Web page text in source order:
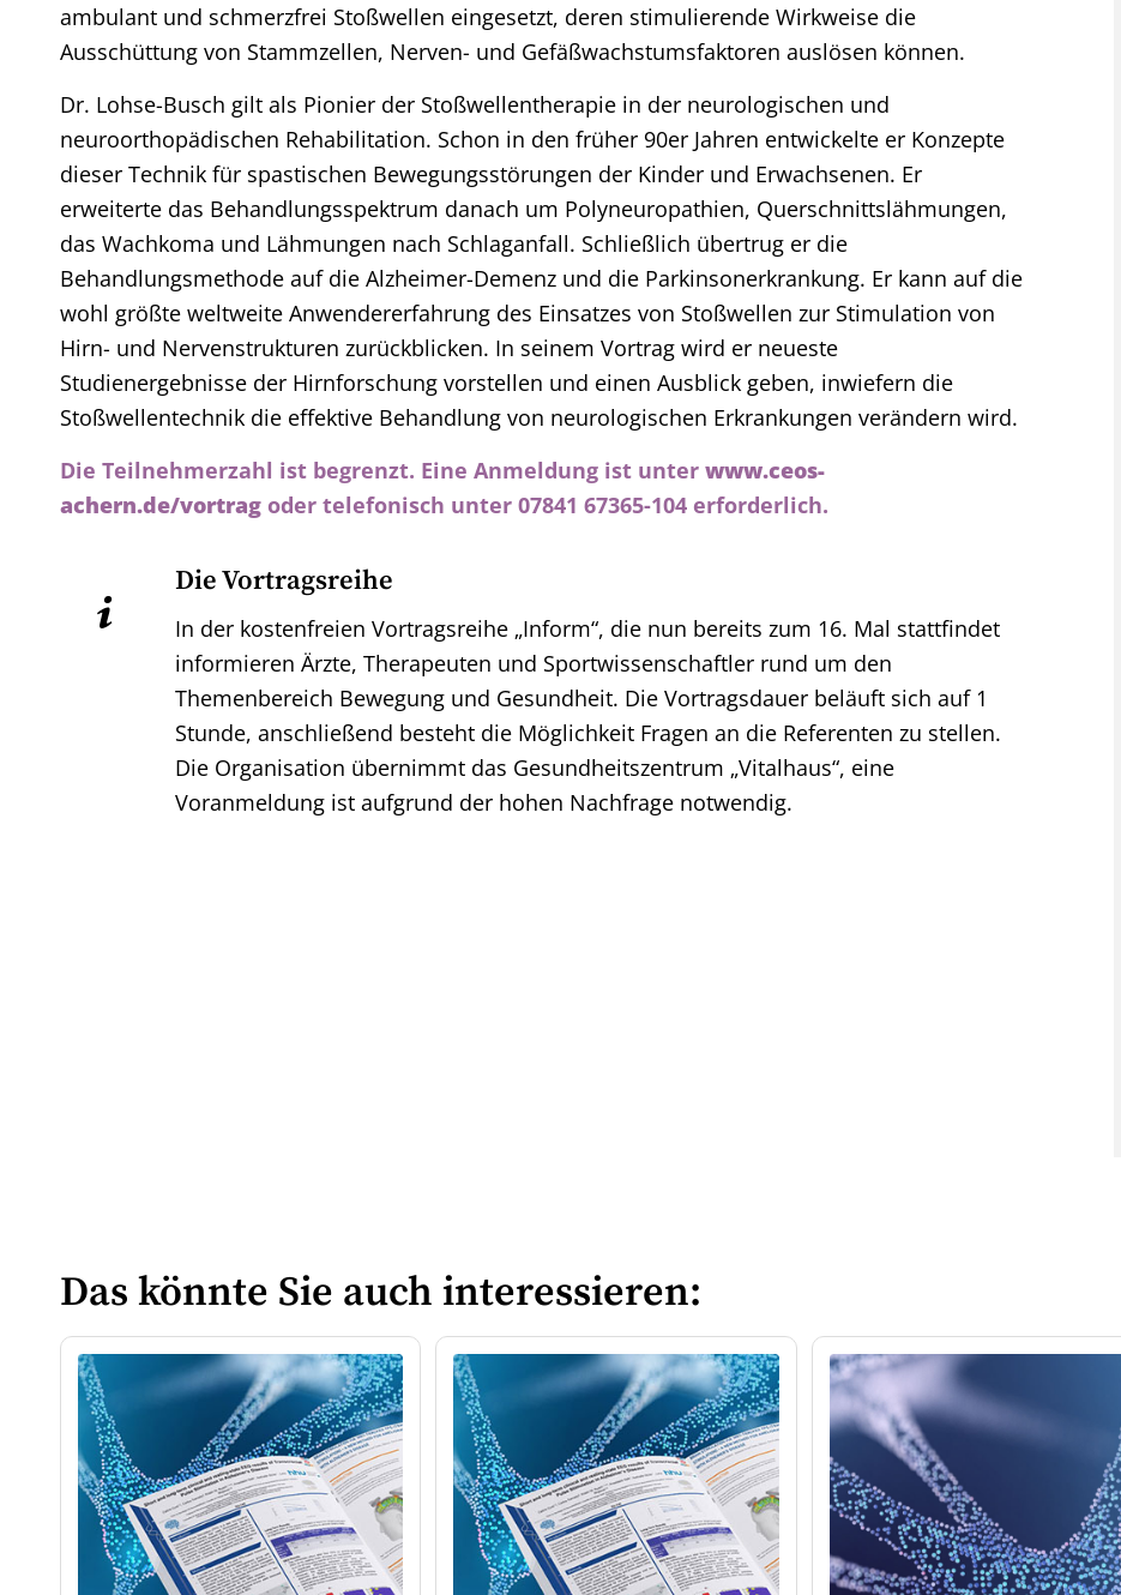
ambulant und schmerzfrei Stoßwellen eingesetzt, deren stimulierende Wirkweise die
Ausschüttung von Stammzellen, Nerven- und Gefäßwachstumsfaktoren auslösen können.
Dr. Lohse-Busch gilt als Pionier der Stoßwellentherapie in der neurologischen und
neuroorthopädischen Rehabilitation. Schon in den früher 90er Jahren entwickelte er Konzepte
dieser Technik für spastischen Bewegungsstörungen der Kinder und Erwachsenen. Er
erweiterte das Behandlungsspektrum danach um Polyneuropathien, Querschnittslähmungen,
das Wachkoma und Lähmungen nach Schlaganfall. Schließlich übertrug er die
Behandlungsmethode auf die Alzheimer-Demenz und die Parkinsonerkrankung. Er kann auf die
wohl größte weltweite Anwendererfahrung des Einsatzes von Stoßwellen zur Stimulation von
Hirn- und Nervenstrukturen zurückblicken. In seinem Vortrag wird er neueste
Studienergebnisse der Hirnforschung vorstellen und einen Ausblick geben, inwiefern die
Stoßwellentechnik die effektive Behandlung von neurologischen Erkrankungen verändern wird.
Die Teilnehmerzahl ist begrenzt. Eine Anmeldung ist unter www.ceos-
achern.de/vortrag oder telefonisch unter 07841 67365-104 erforderlich.
Die Vortragsreihe
In der kostenfreien Vortragsreihe „Inform“, die nun bereits zum 16. Mal stattfindet
informieren Ärzte, Therapeuten und Sportwissenschaftler rund um den
Themenbereich Bewegung und Gesundheit. Die Vortragsdauer beläuft sich auf 1
Stunde, anschließend besteht die Möglichkeit Fragen an die Referenten zu stellen.
Die Organisation übernimmt das Gesundheitszentrum „Vitalhaus“, eine
Voranmeldung ist aufgrund der hohen Nachfrage notwendig.
Das könnte Sie auch interessieren: